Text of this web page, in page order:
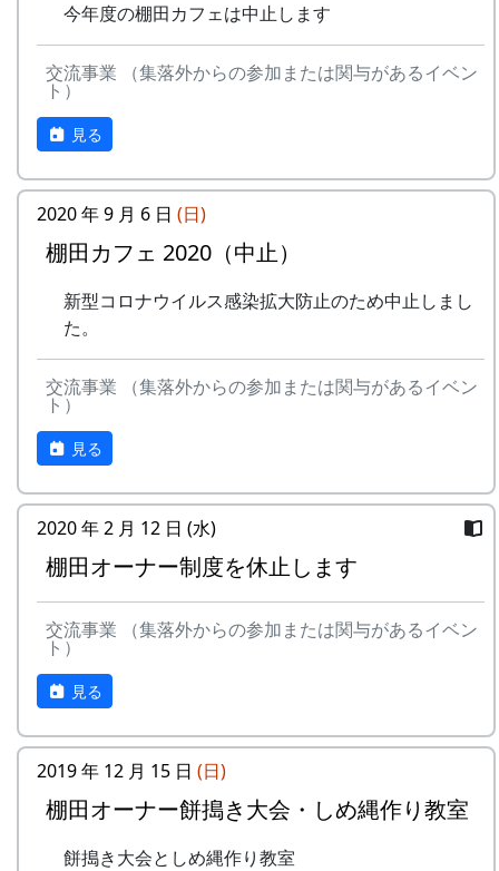
今年度の棚田カフェは中止します
交流事業 （集落外からの参加または関与があるイベン
ト）
見る
2020 年 9 月 6 日 (日)
棚田カフェ 2020（中止）
新型コロナウイルス感染拡大防止のため中止しまし
た。
交流事業 （集落外からの参加または関与があるイベン
ト）
見る
2020 年 2 月 12 日 (水)
棚田オーナー制度を休止します
交流事業 （集落外からの参加または関与があるイベン
ト）
見る
2019 年 12 月 15 日 (日)
棚田オーナー餅搗き大会・しめ縄作り教室
餅搗き大会としめ縄作り教室